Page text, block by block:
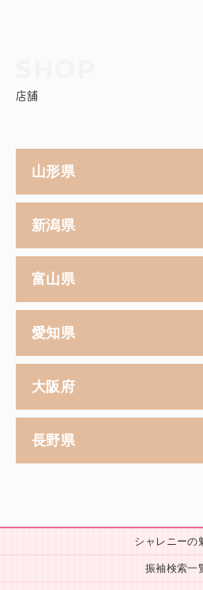
店舗
山形県
新潟県
富山県
愛知県
大阪府
長野県
シャレニーの
振袖検索一